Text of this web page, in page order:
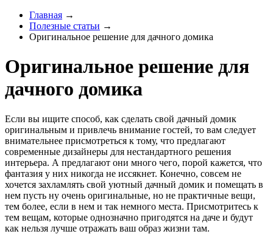
Главная →
Полезные статьи →
Оригинальное решение для дачного домика
Оригинальное решение для
дачного домика
Если вы ищите способ, как сделать свой дачный домик
оригинальным и привлечь внимание гостей, то вам следует
внимательнее присмотреться к тому, что предлагают
современные дизайнеры для нестандартного решения
интерьера. А предлагают они много чего, порой кажется, что
фантазия у них никогда не иссякнет. Конечно, совсем не
хочется захламлять свой уютный дачный домик и помещать в
нем пусть ну очень оригинальные, но не практичные вещи,
тем более, если в нем и так немного места. Присмотритесь к
тем вещам, которые однозначно пригодятся на даче и будут
как нельзя лучше отражать ваш образ жизни там.